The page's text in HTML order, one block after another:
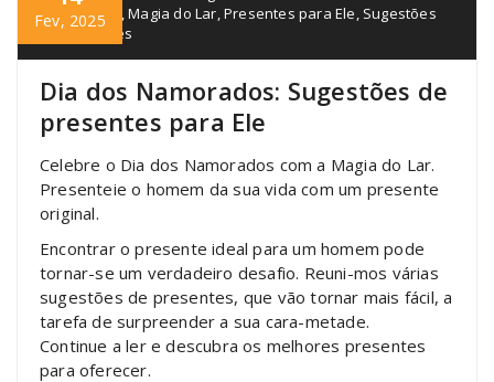
Fev, 2025
Namorados
,Magia do Lar ,Presentes para Ele Sugestões
de Presentes
Dia dos Namorados: Sugestões de
presentes para Ele
Celebre o Dia dos Namorados com a Magia do Lar.
Presenteie o homem da sua vida com um presente
original.
Encontrar o presente ideal para um homem pode
tornar-se um verdadeiro desafio. Reuni-mos várias
sugestões de presentes, que vão tornar mais fácil, a
tarefa de surpreender a sua cara-metade.
Continue a ler e descubra os melhores presentes
para oferecer.